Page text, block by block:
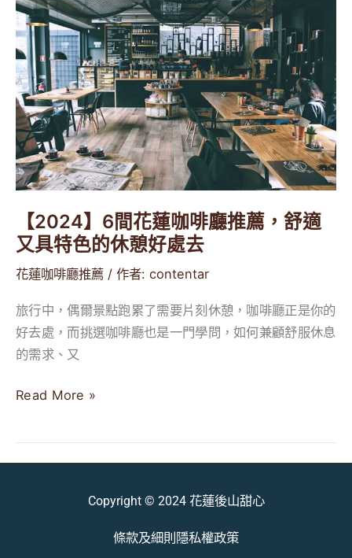
【2024】6間花蓮咖啡廳推薦，舒適
又具特色的休憩好處去
花蓮咖啡廳推薦 / 作者: contentar
旅行中，偶爾景點跑累了需要片刻休憩，咖啡廳正是你的
好去處，而挑選咖啡廳也是一門學問，如何兼顧舒服休息
的需求、又
6
間
花
蓮
咖
啡
廳
推
薦，
適
又
具
色
的
休
好
Read More »
Copyright © 2024 花蓮後山甜心
條款及細則 隱私權政策